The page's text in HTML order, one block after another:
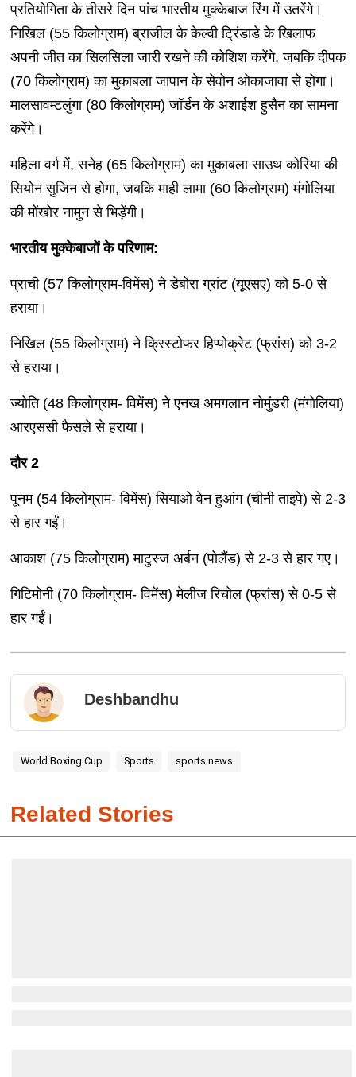
प्रतियोगिता के तीसरे दिन पांच भारतीय मुक्केबाज रिंग में उतरेंगे।
निखिल (55 किलोग्राम) ब्राजील के केल्वी ट्रिंडाडे के खिलाफ
अपनी जीत का सिलसिला जारी रखने की कोशिश करेंगे, जबकि दीपक
(70 किलोग्राम) का मुकाबला जापान के सेवोन ओकाजावा से होगा।
मालसावम्टलुंगा (80 किलोग्राम) जॉर्डन के अशाईश हुसैन का सामना
करेंगे।
महिला वर्ग में, सनेह (65 किलोग्राम) का मुकाबला साउथ कोरिया की
सियोन सुजिन से होगा, जबकि माही लामा (60 किलोग्राम) मंगोलिया
की मोंखोर नामुन से भिड़ेंगी।
भारतीय मुक्केबाजों के परिणाम:
प्राची (57 किलोग्राम-विमेंस) ने डेबोरा ग्रांट (यूएसए) को 5-0 से
हराया।
निखिल (55 किलोग्राम) ने क्रिस्टोफर हिप्पोक्रेट (फ्रांस) को 3-2
से हराया।
ज्योति (48 किलोग्राम- विमेंस) ने एनख अमगलान नोमुंडरी (मंगोलिया)
आरएससी फैसले से हराया।
दौर 2
पूनम (54 किलोग्राम- विमेंस) सियाओ वेन हुआंग (चीनी ताइपे) से 2-3
से हार गईं।
आकाश (75 किलोग्राम) माटुस्ज अर्बन (पोलैंड) से 2-3 से हार गए।
गिटिमोनी (70 किलोग्राम- विमेंस) मेलीज रिचोल (फ्रांस) से 0-5 से
हार गईं।
Deshbandhu
World Boxing Cup Sports sports news
Related Stories